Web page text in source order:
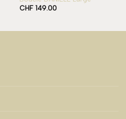
CHF149.00